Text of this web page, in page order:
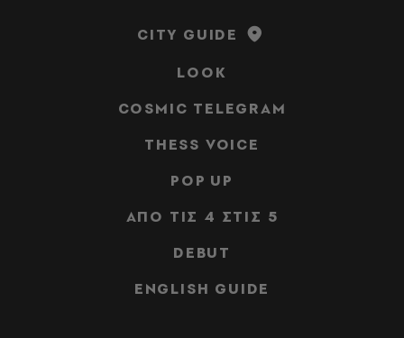
CITY GUIDE
LOOK
COSMIC TELEGRAM
THESS VOICE
POP UP
ΑΠΟ ΤΙΣ 4 ΣΤΙΣ 5
DEBUT
ENGLISH GUIDE